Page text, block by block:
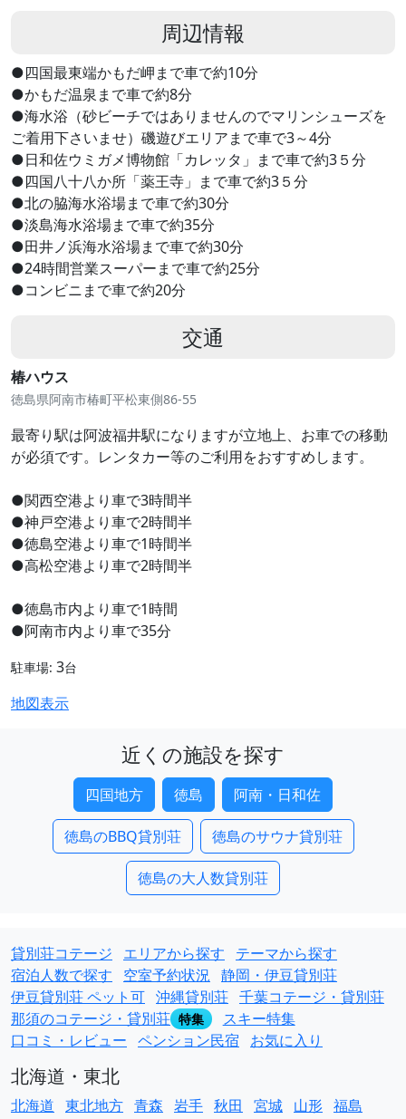
周辺情報
●四国最東端かもだ岬まで車で約10分
●かもだ温泉まで車で約8分
●海水浴（砂ビーチではありませんのでマリンシューズを
ご着用下さいませ）磯遊びエリアまで車で3～4分
●日和佐ウミガメ博物館「カレッタ」まで車で約3５分
●四国八十八か所「薬王寺」まで車で約3５分
●北の脇海水浴場まで車で約30分
●淡島海水浴場まで車で約35分
●田井ノ浜海水浴場まで車で約30分
●24時間営業スーパーまで車で約25分
●コンビニまで車で約20分
交通
椿ハウス
徳島県阿南市椿町平松東側86-55
最寄り駅は阿波福井駅になりますが立地上、お車での移動
が必須です。レンタカー等のご利用をおすすめします。
●関西空港より車で3時間半
●神戸空港より車で2時間半
●徳島空港より車で1時間半
●高松空港より車で2時間半
●徳島市内より車で1時間
●阿南市内より車で35分
駐車場: 3台
地図表示
近くの施設を探す
四国地方 徳島 阿南・日和佐
徳島のBBQ貸別荘 徳島のサウナ貸別荘
徳島の大人数貸別荘
貸別荘コテージ エリアから探す
テーマから探す
宿泊人数で探す
空室予約状況 静岡・伊豆貸別荘
伊豆貸別荘 ペット可 沖縄貸別荘 千葉コテージ・貸別荘
那須のコテージ・貸別荘 特集
スキー特集
口コミ・レビュー ペンション民宿 お気に入り
北海道・東北
北海道 東北地方 青森 岩手 秋田 宮城 山形 福島